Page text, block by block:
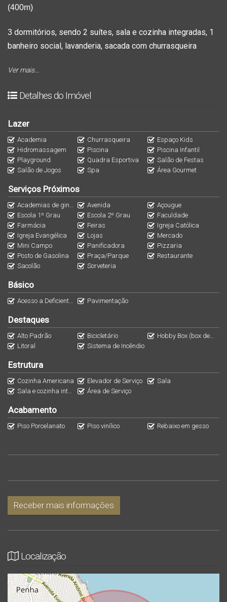
(400m)
3 dormitórios, sendo 2 suítes, sala e cozinha integradas, 1
banheiro social, lavanderia, sacada com churrasqueira
Área de lazer robusta e cheia de opções:
Piscina adulto com borda infinita
deck molhado
deck piscina
Praça do fogo
ducha
pergolado salão de festas
salão de jogos
lounge salão de jogos
fitness
playground
salão gourmet
lavabos
apoio fitness
espaço teens
eclusa
bicicletário
hobby box
hall social com pé direito duplo
Descubra mais detalhes com a Equipe Elita.
Ver mais...
Detalhes do Imóvel
Lazer
Academia Churrasqueira
Espaço Kids
Hidromassagem
Piscina
Piscina Infantil
Playground
Quadra Esportiva
Salão de Festas
Salão de Jogos
Spa Área Gourmet
Serviços Próximos
Academias de ginástica Avenida
Açougue
Escola 1º Grau
Escola 2º Grau
Faculdade
Farmácia
Feiras
Igreja Católica
Igreja Evangélica
Lojas
Mercado
Mini Campo
Panificadora
Pizzaria
Posto de Gasolina
Praça/Parque
Restaurante
Sacolão
Sorveteria
Básico
Acesso a Deficientes Pavimentação
Destaques
Alto Padrão Bicicletário
Hobby Box (box de praia ou "home box")
Litoral
Sistema de Incêndio
Estrutura
Cozinha Americana Elevador de Serviço
Sala
Sala e cozinha integradas
Área de Serviço
Acabamento
Piso Porcelanato Piso vinílico Rebaixo em gesso
Receber mais informações
Localização